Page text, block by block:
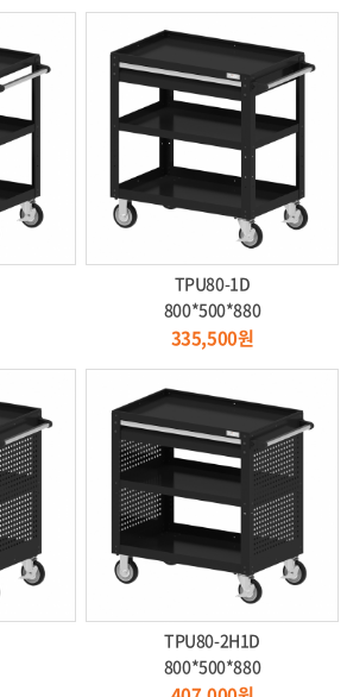
TPU80-1D
800*500*880
335,500원
TPU80-2H1D
800*500*880